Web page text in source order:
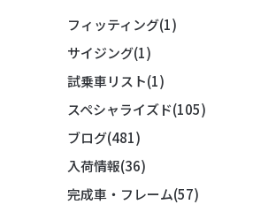
フィッティング(1)
サイジング(1)
試乗車リスト(1)
スペシャライズド(105)
ブログ(481)
入荷情報(36)
完成車・フレーム(57)